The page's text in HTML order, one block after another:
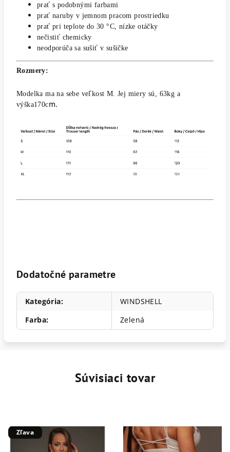
prať s podobnými farbami
prať naruby v jemnom pracom prostriedku
prať pri teplote do 30 °C, nízke otáčky
nečistiť chemicky
neodporúča sa sušiť v sušičke
Rozmery:
Modelka ma na sebe veľkost M. Jej miery sú, 63kg a
výška170cm.
Dodatočné parametre
Kategória:
WINDSHELL
Farba: Zelená
Súvisiaci tovar
Zľava